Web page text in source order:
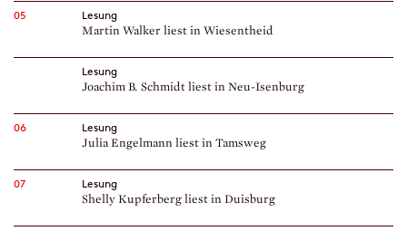
05
Lesung
Martin Walker liest in Wiesentheid
Lesung
Joachim B. Schmidt liest in Neu-Isenburg
06
Lesung
Julia Engelmann liest in Tamsweg
07
Lesung
Shelly Kupferberg liest in Duisburg